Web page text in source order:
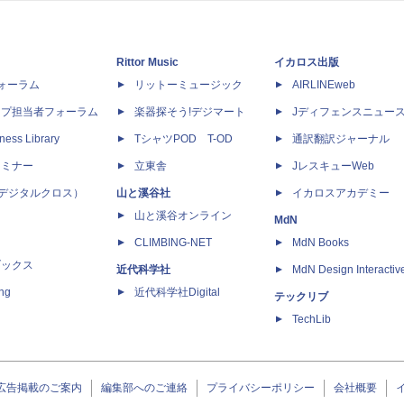
ーラム
担当者フォーラム
Library
ナー
ジタルクロス）
クス
Rittor Music
リットーミュージック
楽器探そう!デジマート
TシャツPOD T-OD
立東舎
山と溪谷社
山と溪谷オンライン
CLIMBING-NET
近代科学社
近代科学社Digital
イカロス出版
AIRLINEweb
Jディフェンスニュー
通訳翻訳ジャーナル
JレスキューWeb
イカロスアカデミー
MdN
MdN Books
MdN Design
テックリブ
TechLib
告掲載のご案内 編集部へのご連絡 プライバシーポリシー 会社概要